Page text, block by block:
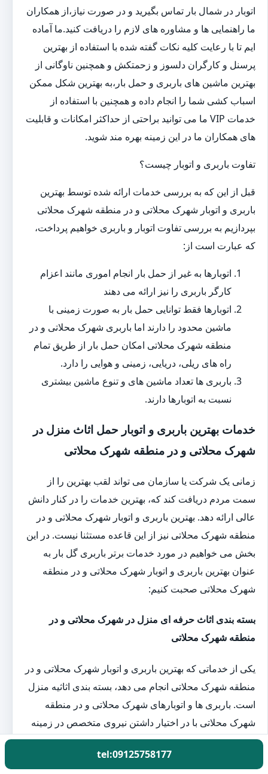
اتوبار در شمال بار تماس بگیرید و در صورت نیاز،از همکاران
ما راهنمایی ها و مشاوره های لازم را دریافت کنید.ما آماده
ایم تا با رعایت کلیه نکات گفته شده با استفاده از بهترین
پرسنل و کارگران دلسوز و زحمتکش و همچنین ناوگانی از
بهترین ماشین های باربری و حمل بار،به بهترین شکل ممکن
اسباب کشی شما را انجام داده و همچنین با استفاده از
خدمات VIP ما می توانید براحتی از حداکثر امکانات و قابلیت
های همکاران ما در این زمینه بهره مند شوید.
تفاوت باربری و اتوبار چیست؟
قبل از این که به بررسی خدمات ارائه شده توسط بهترین
باربری و اتوبار شهرک محلاتی و در منطقه شهرک محلاتی
بپردازیم به بررسی تفاوت اتوبار و باربری خواهیم پرداخت،
که عبارت است از:
اتوبارها به غیر از حمل بار انجام اموری مانند اعزام
کارگر باربری را نیز ارائه می دهند
اتوبارها فقط توانایی حمل بار به صورت زمینی با
ماشین محدود را دارند اما باربری شهرک محلاتی و در
منطقه شهرک محلاتی امکان حمل بار از طریق تمام
راه های ریلی، دریایی، زمینی و هوایی را دارد.
باربری ها تعداد ماشین های و تنوع ماشین بیشتری
نسبت به اتوبارها دارند.
خدمات بهترین باربری و اتوبار حمل اثاث منزل در
شهرک محلاتی و در منطقه شهرک محلاتی
زمانی یک شرکت یا سازمان می تواند لقب بهترین را از
سمت مردم دریافت کند که، بهترین خدمات را در کنار دانش
عالی ارائه دهد. بهترین باربری و اتوبار شهرک محلاتی و در
منطقه شهرک محلاتی نیز از این قاعده مستثنا نیست. در این
بخش می خواهیم در مورد خدمات برتر باربری گل بار به
عنوان بهترین باربری و اتوبار شهرک محلاتی و در منطقه
شهرک محلاتی صحبت کنیم:
بسته بندی اثاث حرفه ای منزل در شهرک محلاتی و در
منطقه شهرک محلاتی
یکی از خدماتی که بهترین باربری و اتوبار شهرک محلاتی و در
منطقه شهرک محلاتی انجام می دهد، بسته بندی اثاثیه منزل
است. باربری ها و اتوبارهای شهرک محلاتی و در منطقه
شهرک محلاتی با در اختیار داشتن نیروی متخصص در زمینه
بسته بندی اثاثیه منزل در هنگام اسباب کشی به کمک
خانواده ها آمده تا کار اسباب کشی را آسوده تر کنند. زیرا
tel:09125758177